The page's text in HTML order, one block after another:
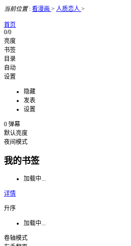
当前位置: 看漫画 > 人质恋人 >
首页
0/0
亮度
书签
目录
自动
设置
隐藏
发表
设置
0 弹幕
默认亮度
夜间模式
我的书签
加载中...
详情
升序
加载中...
卷轴模式